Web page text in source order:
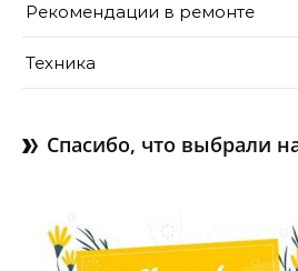
Рекомендации в ремонте
Техника
Спасибо, что выбрали